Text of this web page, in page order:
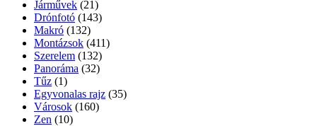
Járművek (21)
Drónfotó (143)
Makró (132)
Montázsok (411)
Szerelem (132)
Panoráma (32)
Tűz (1)
Egyvonalas rajz (35)
Városok (160)
Zen (10)